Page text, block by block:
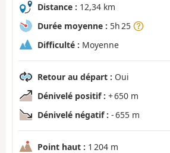
Distance : 12,34 km
Durée moyenne : 5h 25
Difficulté : Moyenne
Retour au départ : Oui
Dénivelé positif : + 650 m
Dénivelé négatif : - 655 m
Point haut : 1 204 m